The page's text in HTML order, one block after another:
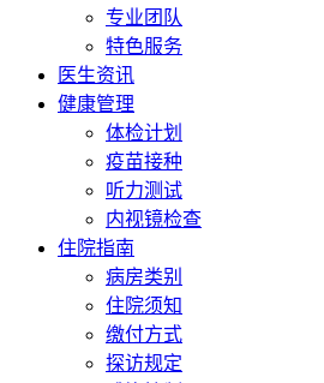
专业团队
特色服务
医生资讯
健康管理
体检计划
疫苗接种
听力测试
内视镜检查
住院指南
病房类别
住院须知
缴付方式
探访规定